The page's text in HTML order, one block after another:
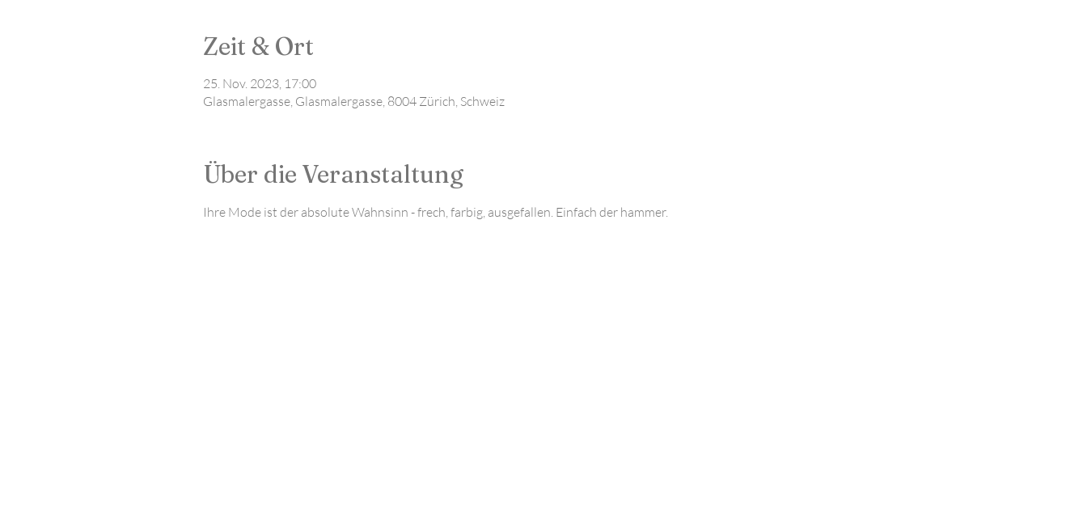
Zeit & Ort
25. Nov. 2023, 17:00
Glasmalergasse, Glasmalergasse, 8004 Zürich, Schweiz
Über die Veranstaltung
Ihre Mode ist der absolute Wahnsinn - frech, farbig, ausgefallen. Einfach der hammer.